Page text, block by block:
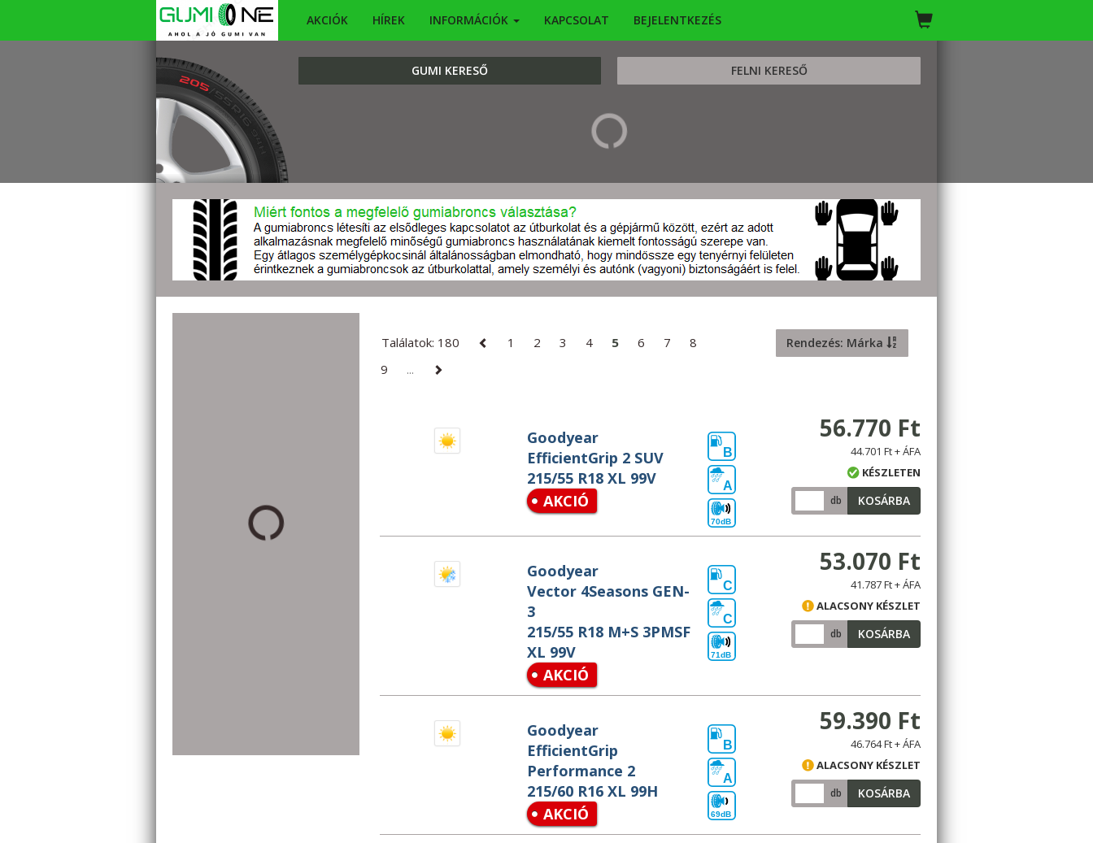
AKCIÓK HÍREK INFORMÁCIÓK KAPCSOLAT BEJELENTKEZÉS
GUMI KERESŐ FELNI KERESŐ
KERESÉS
Találatok: 180 1 2 3 4 5 6 7
8
9
...
Rendezés: Márka
Goodyear
EfficientGrip 2 SUV
215/55 R18 XL 99V
AKCIÓ
B
A
70dB
56.770 Ft
44.701 Ft + ÁFA
KÉSZLETEN
db KOSÁRBA
Goodyear
Vector 4Seasons GEN-
3
215/55 R18 M+S 3PMSF
XL 99V
AKCIÓ
C
C
71dB
53.070 Ft
41.787 Ft + ÁFA
ALACSONY KÉSZLET
db KOSÁRBA
Goodyear
EfficientGrip
Performance 2
215/60 R16 XL 99H
AKCIÓ
B
A
69dB
59.390 Ft
46.764 Ft + ÁFA
ALACSONY KÉSZLET
db KOSÁRBA